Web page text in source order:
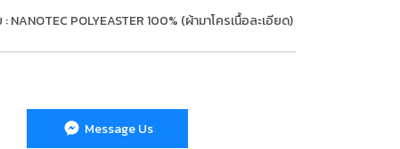
POLYEASTER 100% (ผ้ามาโครเนื้อละเอียด)
Message Us